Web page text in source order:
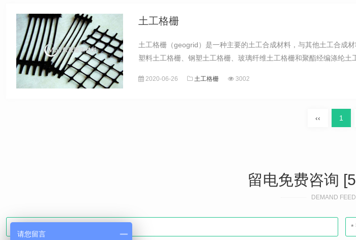
土工格栅
土工格栅（geogrid）是一种主要的土工合成材料，与其他土工合成
塑料土工格栅、钢塑土工格栅、玻璃纤维土工格栅和聚酯经编涤纶
2020-06-26 土工格栅 3002
‹‹ 1
留电免费咨询
DEMAND
请您留言